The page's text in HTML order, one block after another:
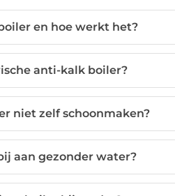
en hoe werkt het?
anti-kalk boiler?
niet zelf schoonmaken?
aan gezonder water?